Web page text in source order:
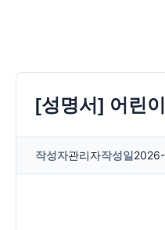
[성명서] 어린
작성자관리자작성일